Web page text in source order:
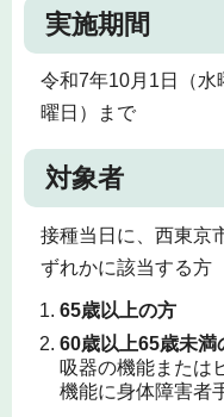
実施期間
令和7年10月1日（水
曜日）まで
対象者
接種当日に、西東京
ずれかに該当する方
65歳以上の方
60歳以上65歳未満
吸器の機能または
機能に身体障害者